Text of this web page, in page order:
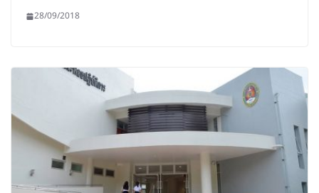
28/09/2018